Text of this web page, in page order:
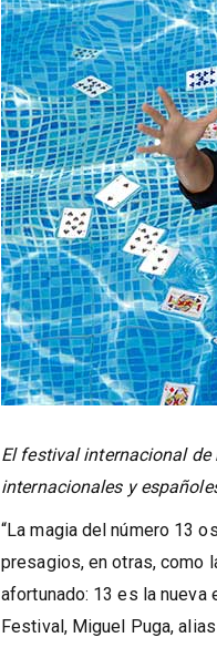
El festival internacional de
internacionales y
“La magia del número 13
presagios, en otras, como
afortunado: 13 es la